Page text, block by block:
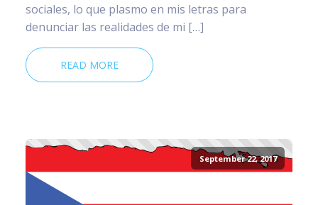
sociales, lo que plasmo en mis letras para
denunciar las realidades de mi […]
READ MORE
September 22, 2017